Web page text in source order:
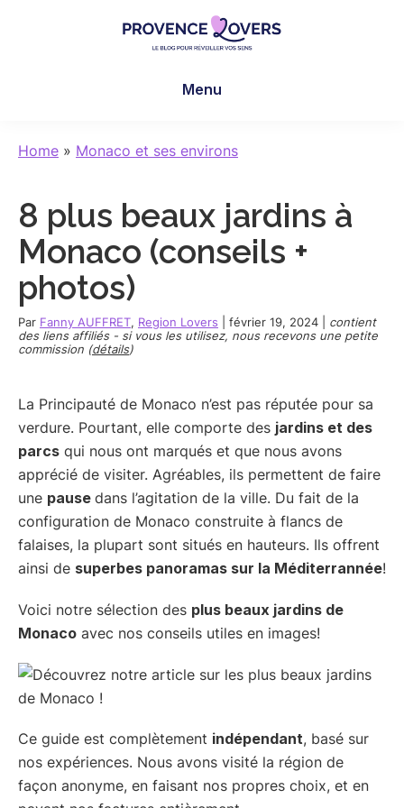
sens
blog
de
et
Manu
Menu
Home » Monaco et ses environs
8 plus beaux jardins à
Monaco (conseils +
photos)
Par Fanny AUFFRET, Region Lovers février 19, 2024
contient
des liens affiliés - si vous les utilisez, nous recevons une petite
commission (détails)
La Principauté de Monaco n’est pas réputée pour sa
verdure. Pourtant, elle comporte des jardins et des
parcs qui nous ont marqués et que nous avons
apprécié de visiter. Agréables, ils permettent de faire
une pause dans l’agitation de la ville. Du fait de la
configuration de Monaco construite à flancs de
falaises, la plupart sont situés en hauteurs. Ils offrent
ainsi de superbes panoramas sur la Méditerrannée!
Voici notre sélection des plus beaux jardins de
Monaco avec nos conseils utiles en images!
Ce guide est complètement indépendant, basé sur
nos expériences. Nous avons visité la région de
façon anonyme, en faisant nos propres choix, et en